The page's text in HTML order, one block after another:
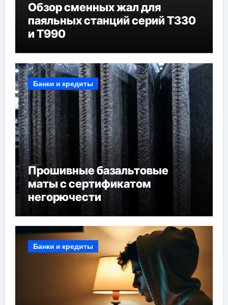
Обзор сменных жал для
паяльных станций серий T330
и T990
Банки и кредиты
Прошивные базальтовые
маты с сертификатом
негорючести
Банки и кредиты